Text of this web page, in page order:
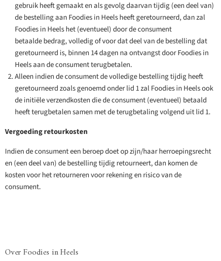
gebruik heeft gemaakt en als gevolg daarvan tijdig (een deel van)
de bestelling aan Foodies in Heels heeft geretourneerd, dan zal
Foodies in Heels het (eventueel) door de consument
betaalde bedrag, volledig of voor dat deel van de bestelling dat
geretourneerd is, binnen 14 dagen na ontvangst door Foodies in
Heels aan de consument terugbetalen.
Alleen indien de consument de volledige bestelling tijdig heeft
geretourneerd zoals genoemd onder lid 1 zal Foodies in Heels ook
de initiële verzendkosten die de consument (eventueel) betaald
heeft terugbetalen samen met de terugbetaling volgend uit lid 1.
Vergoeding retourkosten
Indien de consument een beroep doet op zijn/haar herroepingsrecht
en (een deel van) de bestelling tijdig retourneert, dan komen de
kosten voor het retourneren voor rekening en risico van de
consument.
Over Foodies in Heels